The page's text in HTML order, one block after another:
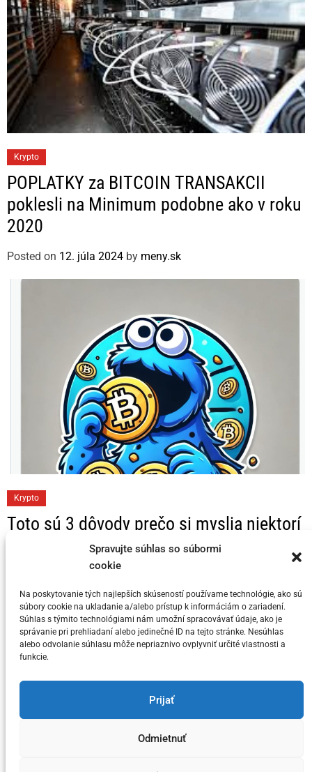
Spravujte súhlas so súbormi
cookie
Na poskytovanie tých najlepších skúseností používame technológie, ako sú
súbory cookie na ukladanie a/alebo prístup k informáciám o zariadení.
Súhlas s týmito technológiami nám umožní spracovávať údaje, ako je
správanie pri prehliadaní alebo jedinečné ID na tejto stránke. Nesúhlas
alebo odvolanie súhlasu môže nepriaznivo ovplyvniť určité vlastnosti a
funkcie.
Prijať
Odmietnuť
a
t
e
g
r
Krypto
POPLATKY za BITCOIN TRANSAKCII
poklesli na Minimum podobne ako v roku
2020
Posted on 12. júla 2024 by meny.sk
a
Krypto
Toto sú 3 dôvody prečo si myslia niektorí
KRYPTO Analytici, že Bitcoin dosahuje
svoj vrchol v tomto cykle
Posted on5. júla 2024 bymeny.sk